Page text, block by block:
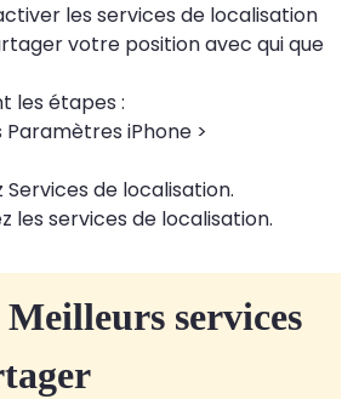
les services de localisation
votre position avec qui que
les étapes :
Paramètres iPhone >
Services de localisation.
les services de localisation.
services